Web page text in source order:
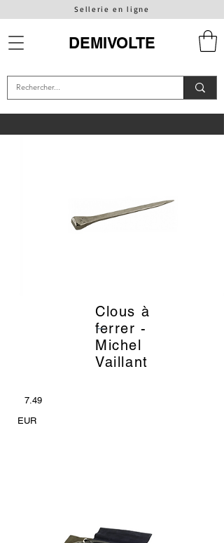
Sellerie en ligne
DEMIVOLTE
Clous à
ferrer -
Michel
Vaillant
_
7.49
EUR